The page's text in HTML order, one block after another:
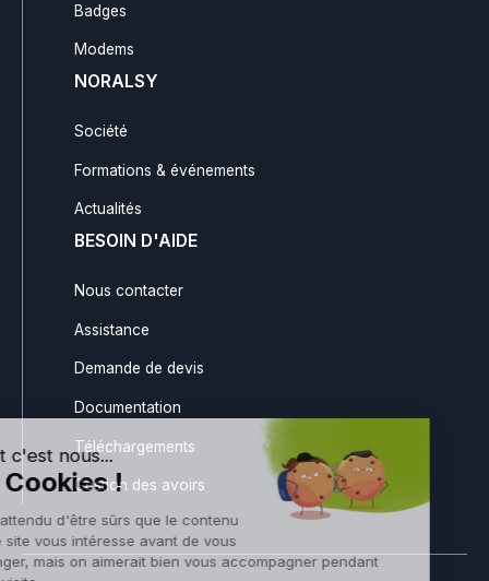
Badges
Modems
NORALSY
Société
Formations & événements
Actualités
BESOIN D'AIDE
Nous contacter
Assistance
Demande de devis
Documentation
Téléchargements
Gestion des avoirs